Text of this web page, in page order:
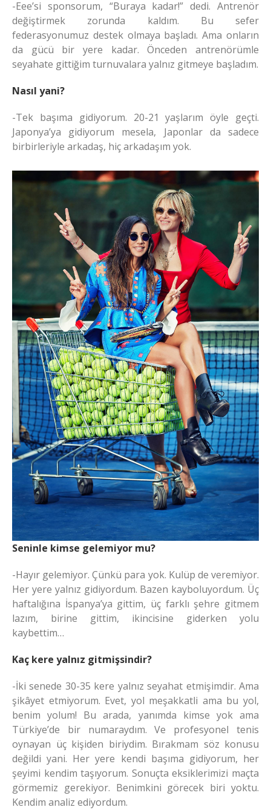
-Eee’si sponsorum, “Buraya kadar!” dedi. Antrenör
değiştirmek zorunda kaldım. Bu sefer
federasyonumuz destek olmaya başladı. Ama onların
da gücü bir yere kadar. Önceden antrenörümle
seyahate gittiğim turnuvalara yalnız gitmeye başladım.
Nasıl yani?
-Tek başıma gidiyorum. 20-21 yaşlarım öyle geçti.
Japonya’ya gidiyorum mesela, Japonlar da sadece
birbirleriyle arkadaş, hiç arkadaşım yok.
Seninle kimse gelemiyor mu?
-Hayır gelemiyor. Çünkü para yok. Kulüp de veremiyor.
Her yere yalnız gidiyordum. Bazen kayboluyordum. Üç
haftalığına İspanya’ya gittim, üç farklı şehre gitmem
lazım, birine gittim, ikincisine giderken yolu
kaybettim…
Kaç kere yalnız gitmişsindir?
-İki senede 30-35 kere yalnız seyahat etmişimdir. Ama
şikâyet etmiyorum. Evet, yol meşakkatli ama bu yol,
benim yolum! Bu arada, yanımda kimse yok ama
Türkiye’de bir numaraydım. Ve profesyonel tenis
oynayan üç kişiden biriydim. Bırakmam söz konusu
değildi yani. Her yere kendi başıma gidiyorum, her
şeyimi kendim taşıyorum. Sonuçta eksiklerimizi maçta
görmemiz gerekiyor. Benimkini görecek biri yoktu.
Kendim analiz ediyordum.